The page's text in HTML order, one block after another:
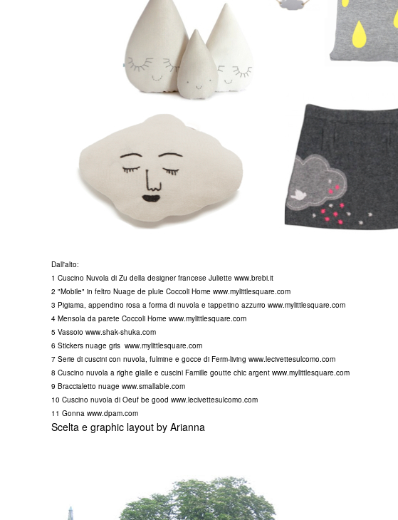
Dall'alto:
1 Cuscino Nuvola di Zu della designer francese Juliette www.brebi.it
2 "Mobile" in feltro Nuage de pluie Coccoli Home www.mylittlesquare.com
3 Pigiama, appendino rosa a forma di nuvola e tappetino azzurro www.mylittlesquare.com
4 Mensola da parete Coccoli Home www.mylittlesquare.com
5 Vassoio www.shak-shuka.com
6 Stickers nuage gris www.mylittlesquare.com
7 Serie di cuscini con nuvola, fulmine e gocce di Ferm-living www.lecivettesulcomo.com
8 Cuscino nuvola a righe gialle e cuscini Famille goutte chic argent www.mylittlesquare.com
9 Braccialetto nuage www.smallable.com
10 Cuscino nuvola di Oeuf be good www.lecivettesulcomo.com
11 Gonna www.dpam.com
Scelta e graphic layout by Arianna